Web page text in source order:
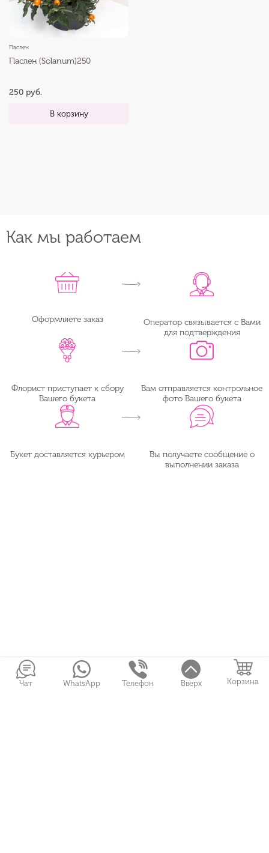
Паслен
Паслен (Solanum)250
250 руб.
В корзину
Как мы работаем
Оформляете заказ
Оператор связывается с Вами
для подтверждения
Флорист приступает к сбору
Вашего букета
Вам отправляется контрольное
фото Вашего букета
Букет доставляется курьером
Вы получаете сообщение о
выполнении заказа
Чат WhatsApp Телефон Вверх Корзина